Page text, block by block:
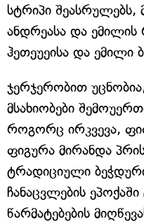
სტრიპი შეასრულებს,
ანდრეასა და
ჰეთეუეისა და ემილი
ჯერჯერობით
მსახიობები
როგორც ირკვევა,
ფიგურა მირანდა
ტრადიციული
ჩანაცვლების
წარმატებების